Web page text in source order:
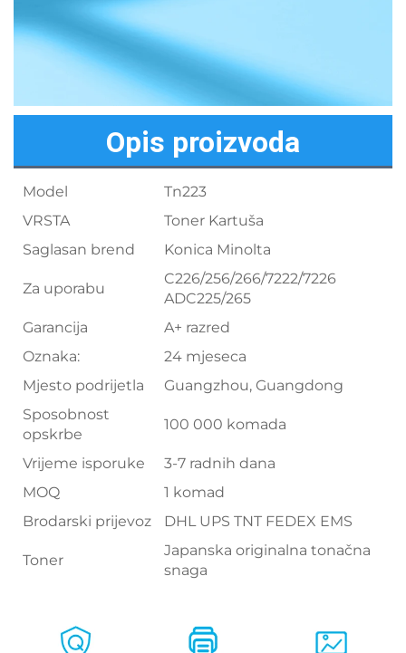
Opis proizvoda
Model
Tn223
VRSTA
Toner Kartuša
Saglasan brend
Konica Minolta
Za uporabu
C226/256/266/7222/7226
ADC225/265
Garancija
A+ razred
Oznaka:
24 mjeseca
Mjesto podrijetla
Guangzhou, Guangdong
Sposobnost
opskrbe
100 000 komada
Vrijeme isporuke
3-7 radnih dana
MOQ
1 komad
Brodarski prijevoz
DHL UPS TNT FEDEX EMS
Toner
Japanska originalna tonačna
snaga